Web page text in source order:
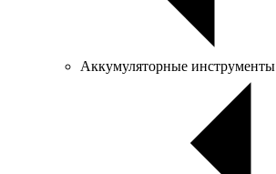
Аккумуляторные инструменты